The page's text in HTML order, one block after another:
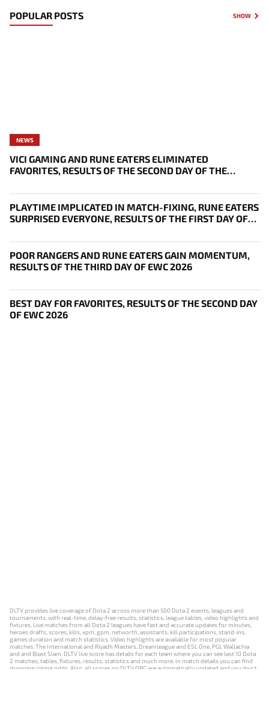
POPULAR POSTS SHOW
NEWS
VICI GAMING AND RUNE EATERS ELIMINATED
FAVORITES, RESULTS OF THE SECOND DAY OF THE
PLAYTIME IMPLICATED IN MATCH-FIXING, RUNE EATERS
SURPRISED EVERYONE, RESULTS OF THE FIRST DAY OF
POOR RANGERS AND RUNE EATERS GAIN MOMENTUM,
RESULTS OF THE THIRD DAY OF EWC 2026
BEST DAY FOR FAVORITES, RESULTS OF THE SECOND DAY
OF EWC 2026
DLTV provides live coverage of Dota 2 across more than 500 Dota 2 events, leagues and
tournaments, with real-time, delay-free results, statistics, league tables, video highlights and
fixtures. Live matches from all Dota 2 leagues have fast and accurate updates for minutes,
heroes drafts, scores, kills, xpm, gpm, networth, assistants, kill participations, stand-ins,
games duration and match statistics. Video highlights are available for most popular
matches: The International and Riyadh Masters, Dreamleague and ESL One, PGL Wallachia
and and Blast Slam. DLTV live score has details for each team where you can see last 10 Dota
2 matches, tables, fixtures, results, statistics and much more. In match details you can find
dropping/rising odds. Also, all scores on DLTV.ORG are automatically updated and you don't